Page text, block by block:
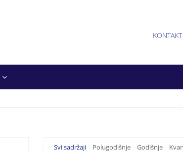
KONTAKT
Svi sadržaji Polugodišnje Godišnje